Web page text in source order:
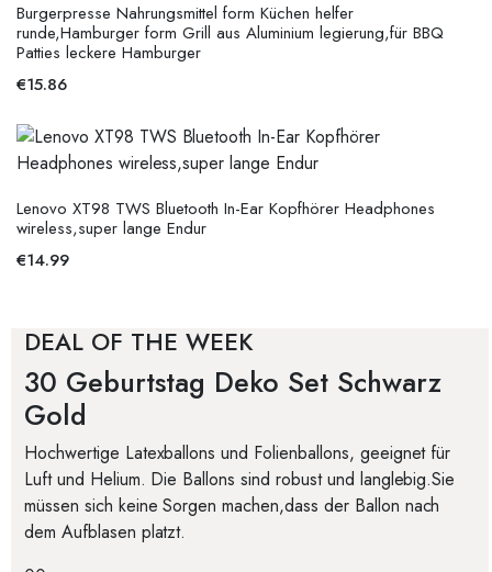
Burgerpresse Nahrungsmittel form Küchen helfer
runde,Hamburger form Grill aus Aluminium legierung,für BBQ
Patties leckere Hamburger
€15.86
Lenovo XT98 TWS Bluetooth In-Ear Kopfhörer Headphones
wireless,super lange Endur
€14.99
DEAL OF THE WEEK
30 Geburtstag Deko Set Schwarz
Gold
Hochwertige Latexballons und Folienballons, geeignet für
Luft und Helium. Die Ballons sind robust und langlebig.Sie
müssen sich keine Sorgen machen,dass der Ballon nach
dem Aufblasen platzt.